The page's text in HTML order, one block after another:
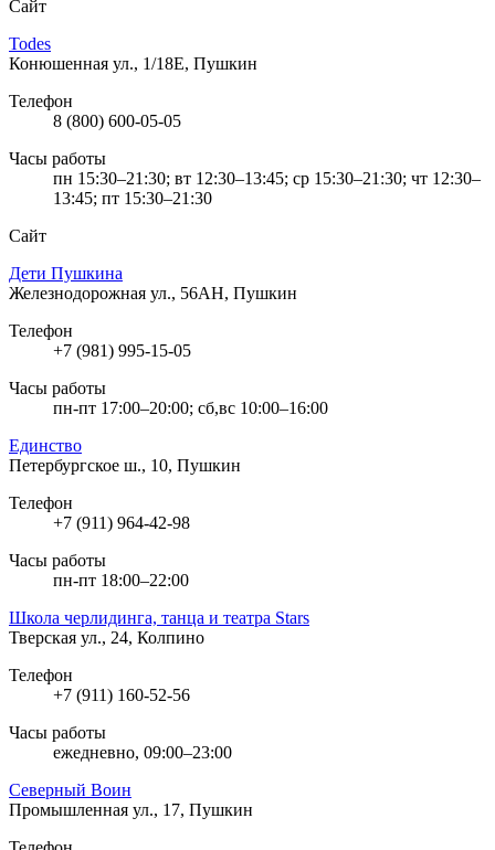
Сайт
Todes
Конюшенная ул., 1/18Е, Пушкин
Телефон
8 (800) 600-05-05
Часы работы
пн 15:30–21:30; вт 12:30–13:45; ср 15:30–21:30; чт 12:30–
13:45; пт 15:30–21:30
Сайт
Дети Пушкина
Железнодорожная ул., 56АН, Пушкин
Телефон
+7 (981) 995-15-05
Часы работы
пн-пт 17:00–20:00; сб,вс 10:00–16:00
Единство
Петербургское ш., 10, Пушкин
Телефон
+7 (911) 964-42-98
Часы работы
пн-пт 18:00–22:00
Школа черлидинга, танца и театра Stars
Тверская ул., 24, Колпино
Телефон
+7 (911) 160-52-56
Часы работы
ежедневно, 09:00–23:00
Северный Воин
Промышленная ул., 17, Пушкин